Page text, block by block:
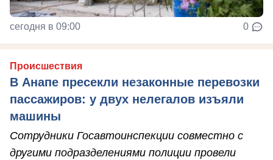
сегодня в 09:00 0
Происшествия
В Анапе пресекли незаконные перевозки
пассажиров: у двух нелегалов изъяли
машины
Сотрудники Госавтоинспекции совместно с
другими подразделениями полиции провели